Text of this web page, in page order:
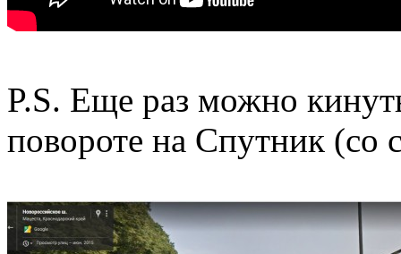
P.S. Еще раз можно
повороте на Спутник (со